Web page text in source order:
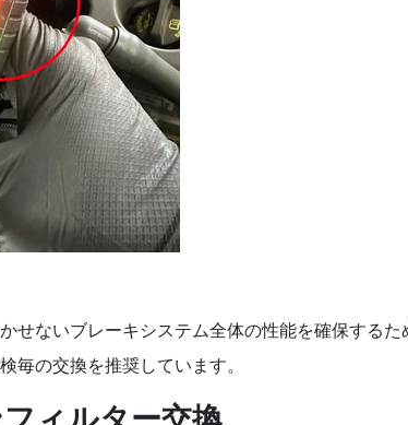
せないブレーキシステム全体の性能を確保する
毎の交換を推奨しています。